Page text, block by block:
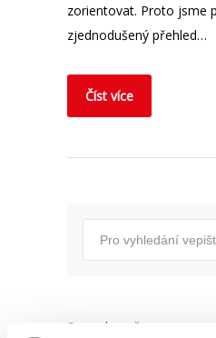
zorientovat. Proto jsme
zjednodušený přehled…
Číst více
Pro uchazeče